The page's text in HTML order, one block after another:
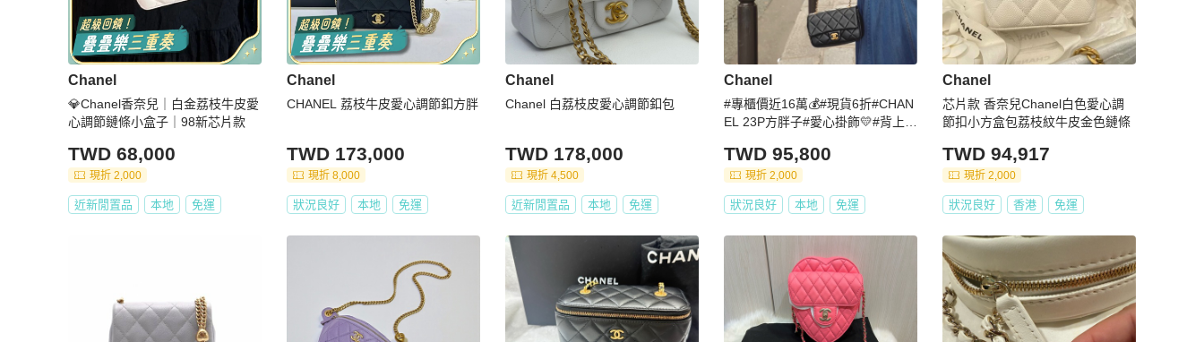
Chanel
💎Chanel香奈兒｜白金荔枝牛皮愛
心調節鏈條小盒子｜98新芯片款
TWD 68,000
現折 2,000
近新閒置品 本地 免運
Chanel
CHANEL 荔枝牛皮愛心調節釦方胖
TWD 173,000
現折 8,000
狀況良好 本地 免運
Chanel
Chanel 白荔枝皮愛心調節釦包
TWD 178,000
現折 4,500
近新閒置品 本地 免運
Chanel
#專櫃價近16萬💰#現貨6折#CHAN
EL 23P方胖子#愛心掛飾💛#背上你
TWD 95,800
現折 2,000
狀況良好 本地 免運
Chanel
芯片款 香奈兒Chanel白色愛心調
節扣小方盒包荔枝紋牛皮金色鏈條
TWD 94,917
現折 2,000
狀況良好 香港 免運